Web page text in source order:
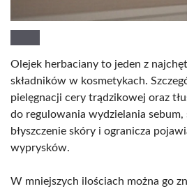
Olejek herbaciany to jeden z
składników w kosmetykach.
pielęgnacji cery trądzikowej oraz
do regulowania wydzielania sebum,
błyszczenie skóry i ogranicza
wyprysków.
W mniejszych ilościach można go